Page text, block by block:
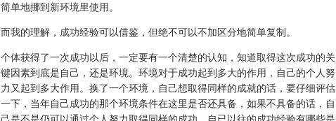
简单地挪到新环境里使用。
而我的理解，成功经验可以借鉴，但绝不可以不加区分地简单复制。
个体获得了一次成功以后，一定要有一个清楚的认知，知道取得这次成功的关
键因素到底是自己，还是环境。环境对于成功起到多大的作用，自己的个人努
力又起到多大作用。换了一个环境，自己想取得同样的成就的话，要仔细评估
一下，当年自己成功的那个环境条件在这里是否还具备，如果不具备的话，自